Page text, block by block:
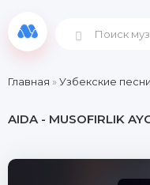
Главная »Узбекские песни
AIDA - MUSOFIRLIK